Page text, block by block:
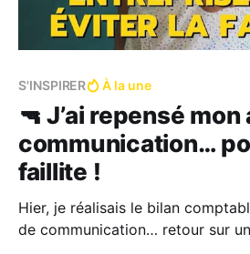
S'INSPIRER À la une
🔫 J’ai repensé
communication…
faillite !
Hier, je réalisais le bilan
de communication… retour sur